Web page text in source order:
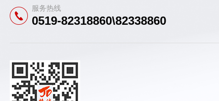
服务热线
0519-82318860\82338860